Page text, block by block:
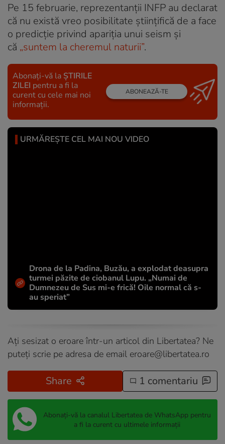
Pe 15 februarie, reprezentanții INFP au declarat
că nu există vreo posibilitate științifică de a face
o predicție privind apariția unui seism și
că „suntem la cheremul naturii”.
Abonați-vă la ȘTIRILE
ZILEI pentru a fi la
curent cu cele mai noi
informații.
ABONEAZĂ-TE
URMĂREȘTE CEL MAI NOU VIDEO
Drona de la Padina, Buzău, a explodat deasupra
turmei păzite de ciobanul Lupu. „Numai de
Dumnezeu de Sus mi-e frică! Oile normal că s-
au speriat”
Ați sesizat o eroare într-un articol din Libertatea? Ne
puteți scrie pe adresa de email eroare@libertatea.ro
Share 1 comentariu
Abonați-vă la canalul Libertatea de WhatsApp pentru
a fi la curent cu ultimele informații